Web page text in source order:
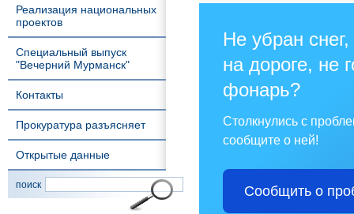
Реализация национальных
проектов
Специальный выпуск
"Вечерний Мурманск"
Контакты
Прокуратура разъясняет
Открытые данные
поиск
Не убран
на дороге, не
фонарь?
Столкнулись с
сообщите о ней!
Сообщить о